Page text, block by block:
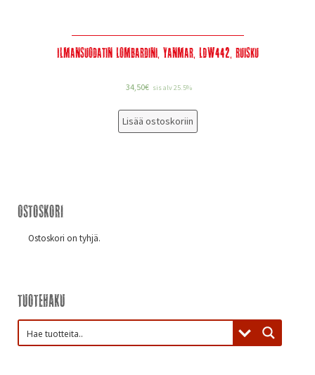
Ilmansuodatin Lombardini, Yanmar, LDW442, Ruisku
34,50€ sis alv 25.5%
Lisää ostoskoriin
Ostoskori
Ostoskori on tyhjä.
Tuotehaku